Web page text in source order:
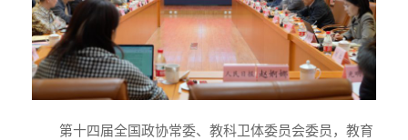
第十四届全国政协常委、教科卫体委员会委员，教育